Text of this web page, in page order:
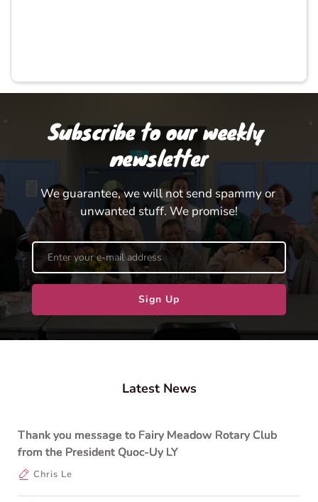
Subscribe to our weekly
newsletter
We guarantee, we will not send spammy or
unwanted stuff. We promise!
Sign Up
Latest News
Thank you message to Fairy Meadow Rotary Club
from the President Quoc-Uy LY
Chris Le